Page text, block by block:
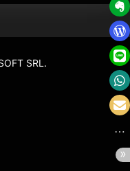
SRL.